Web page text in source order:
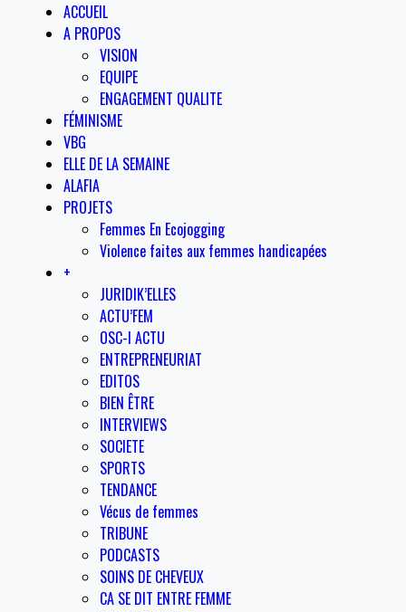
ACCUEIL
A PROPOS
VISION
EQUIPE
ENGAGEMENT QUALITE
FÉMINISME
VBG
ELLE DE LA SEMAINE
ALAFIA
PROJETS
Femmes En Ecojogging
Violence faites aux femmes handicapées
+
JURIDIK’ELLES
ACTU’FEM
OSC-I ACTU
ENTREPRENEURIAT
EDITOS
BIEN ÊTRE
INTERVIEWS
SOCIETE
SPORTS
TENDANCE
Vécus de femmes
TRIBUNE
PODCASTS
SOINS DE CHEVEUX
CA SE DIT ENTRE FEMME